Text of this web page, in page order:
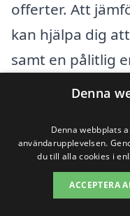
offerter. Att
kan hjälpa dig
samt en pålitlig
dina specifika
använda vår
offerter, vilket
smidig. Genom
jämföra kan du
Denna
Denna webbplats
användarupplevelsen.
du till alla cookies i
ACCEPTERA